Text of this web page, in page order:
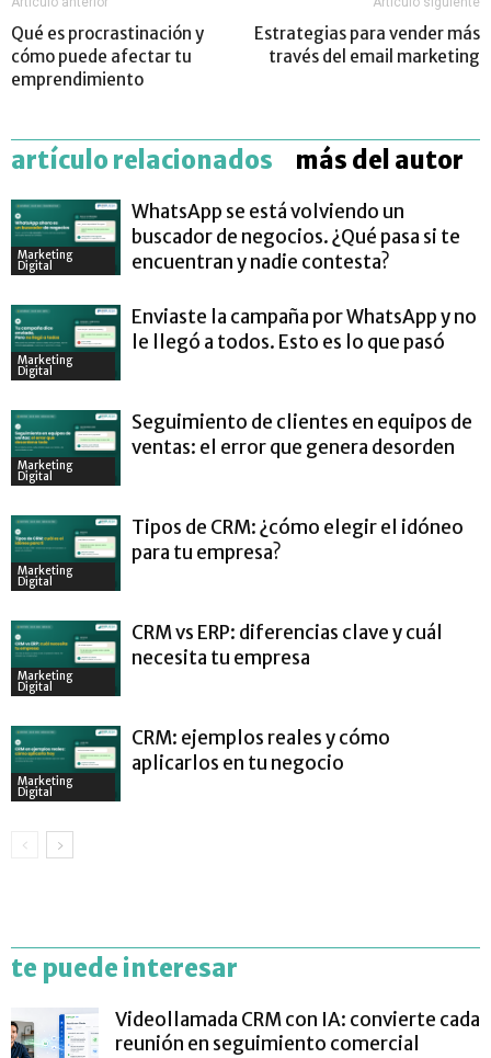
Qué es procrastinación y
cómo puede afectar tu
emprendimiento
Estrategias para vender más
través del email marketing
artículo relacionados más del autor
Marketing
Digital
WhatsApp se está volviendo un
buscador de negocios. ¿Qué pasa si te
encuentran y nadie contesta?
Marketing
Digital
Enviaste la campaña por WhatsApp y no
le llegó a todos. Esto es lo que pasó
Marketing
Digital
Seguimiento de clientes en equipos de
ventas: el error que genera desorden
Marketing
Digital
Tipos de CRM: ¿cómo elegir el idóneo
para tu empresa?
Marketing
Digital
CRM vs ERP: diferencias clave y cuál
necesita tu empresa
Marketing
Digital
CRM: ejemplos reales y cómo
aplicarlos en tu negocio
te puede interesar
Videollamada CRM con IA: convierte cada
reunión en seguimiento comercial